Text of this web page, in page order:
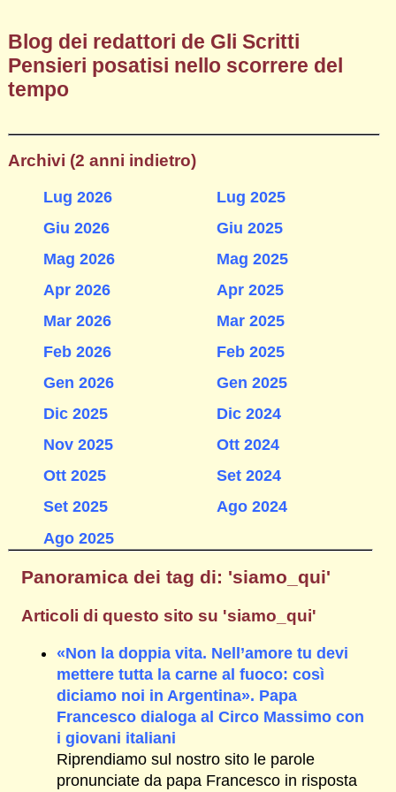
Blog dei redattori de Gli Scritti
Pensieri posatisi nello scorrere del
tempo
Archivi (2 anni indietro)
Lug 2026
Giu 2026
Mag 2026
Apr 2026
Mar 2026
Feb 2026
Gen 2026
Dic 2025
Nov 2025
Ott 2025
Set 2025
Ago 2025
Lug 2025
Giu 2025
Mag 2025
Apr 2025
Mar 2025
Feb 2025
Gen 2025
Dic 2024
Ott 2024
Set 2024
Ago 2024
Panoramica dei tag di: 'siamo_qui'
Articoli di questo sito su 'siamo_qui'
«Non la doppia vita. Nell’amore tu devi
mettere tutta la carne al fuoco: così
diciamo noi in Argentina». Papa
Francesco dialoga al Circo Massimo con
i giovani italiani
Riprendiamo sul nostro sito le parole
pronunciate da papa Francesco in risposta